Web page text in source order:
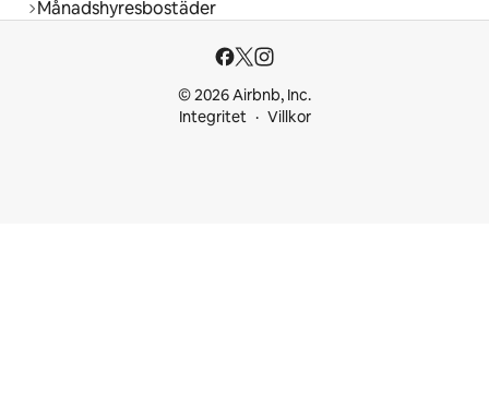
Månadshyresbostäder
© 2026 Airbnb, Inc.
Integritet
Villkor